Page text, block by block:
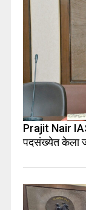
Prajit Nair
पदसंख्येत केला